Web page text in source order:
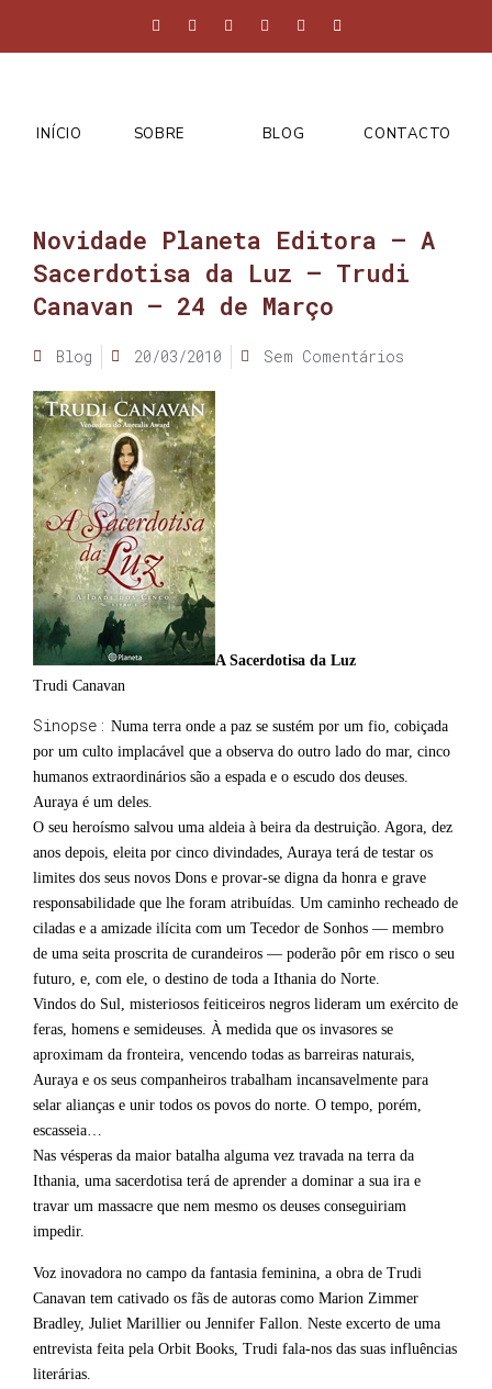
INÍCIO SOBRE BLOG CONTACTO
Novidade Planeta Editora – A
Sacerdotisa da Luz – Trudi
Canavan – 24 de Março
Blog 20/03/2010 Sem Comentários
A Sacerdotisa da Luz
Trudi Canavan
Sinopse: Numa terra onde a paz se sustém por um fio, cobiçada
por um culto implacável que a observa do outro lado do mar, cinco
humanos extraordinários são a espada e o escudo dos deuses.
Auraya é um deles.
O seu heroísmo salvou uma aldeia à beira da destruição. Agora, dez
anos depois, eleita por cinco divindades, Auraya terá de testar os
limites dos seus novos Dons e provar-se digna da honra e grave
responsabilidade que lhe foram atribuídas. Um caminho recheado de
ciladas e a amizade ilícita com um Tecedor de Sonhos ― membro
de uma seita proscrita de curandeiros ― poderão pôr em risco o seu
futuro, e, com ele, o destino de toda a Ithania do Norte.
Vindos do Sul, misteriosos feiticeiros negros lideram um exército de
feras, homens e semideuses. À medida que os invasores se
aproximam da fronteira, vencendo todas as barreiras naturais,
Auraya e os seus companheiros trabalham incansavelmente para
selar alianças e unir todos os povos do norte. O tempo, porém,
escasseia…
Nas vésperas da maior batalha alguma vez travada na terra da
Ithania, uma sacerdotisa terá de aprender a dominar a sua ira e
travar um massacre que nem mesmo os deuses conseguiriam
impedir.
Voz inovadora no campo da fantasia feminina, a obra de Trudi
Canavan tem cativado os fãs de autoras como Marion Zimmer
Bradley, Juliet Marillier ou Jennifer Fallon. Neste excerto de uma
entrevista feita pela Orbit Books, Trudi fala-nos das suas influências
literárias.